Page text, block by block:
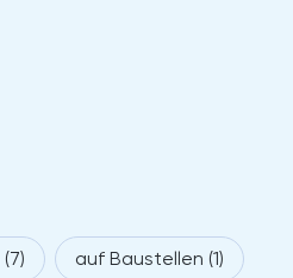
(7) auf Baustellen (1)